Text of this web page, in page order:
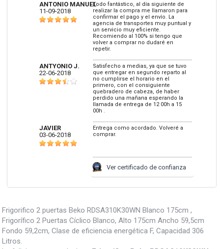
ANTONIO MANUEL
11-09-2018
Todo fantástico, al día siguiente de
realizar la compra me llamaron para
confirmar el pago y el envío. La
agencia de transportes muy puntual y
un servicio muy eficiente.
Recomiendo al 100% si tengo que
volver a comprar no dudaré en
repetir.
ANTYONIO J.
22-06-2018
Satisfecho a medias, ya que se tuvo
que entregar en segundo reparto al
no cumplirse el horario en el
primero, con el consiguiente
quebradero de cabeza, de haber
perdido una mañana esperando la
llamada de entrega de 12 00h a 15
00h .
JAVIER
03-06-2018
Entrega como acordado. Volveré a
comprar.
Ver certificado de confianza
Frigorifico 2 puertas Beko RDSA310K30WN Blanco 175cm ,
Frigorífico 2 Puertas Cíclico Blanco, Alto 175cm Ancho 59,5cm
Fondo 59,2cm, Clase de eficiencia energética F, Capacidad 306
Litros.